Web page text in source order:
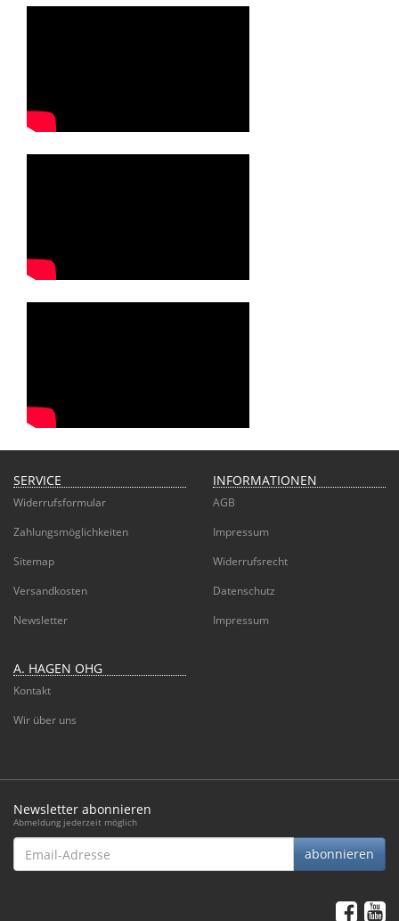
SERVICE
Widerrufsformular
Zahlungsmöglichkeiten
Sitemap
Versandkosten
Newsletter
INFORMATIONEN
AGB
Impressum
Widerrufsrecht
Datenschutz
Impressum
A. HAGEN OHG
Kontakt
Wir über uns
Newsletter abonnieren
Abmeldung jederzeit möglich
Email-
Adresse
abonnieren